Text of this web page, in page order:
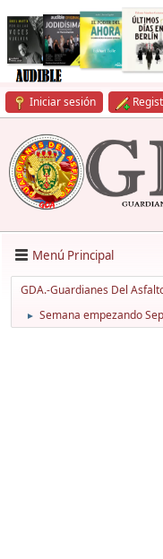
Iniciar sesión
Menú Principal
GDA.-Guardianes Del
► Semana empezando